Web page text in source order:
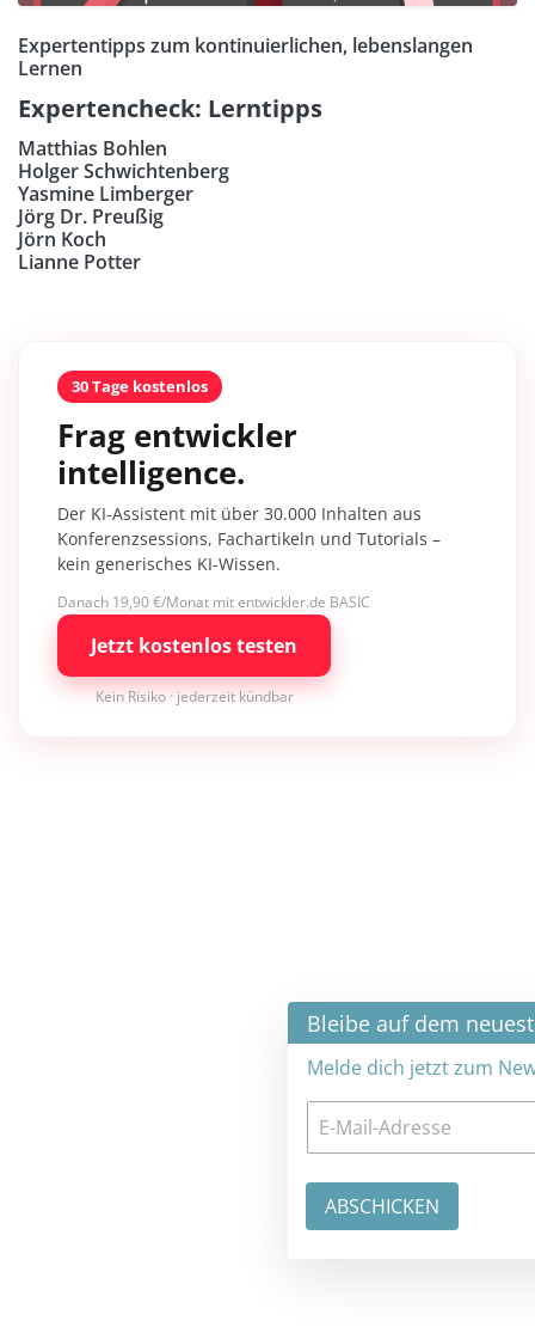
Expertentipps zum kontinuierlichen, lebenslangen
Lernen
Expertencheck: Lerntipps
Matthias Bohlen
Holger Schwichtenberg
Yasmine Limberger
Jörg Dr. Preußig
Jörn Koch
Lianne Potter
30 Tage kostenlos
Frag entwickler
intelligence.
Der KI-Assistent mit über 30.000 Inhalten aus
Konferenzsessions, Fachartikeln und Tutorials –
kein generisches KI-Wissen.
Danach 19,90 €/Monat mit entwickler.de BASIC
Jetzt kostenlos testen
Kein Risiko · jederzeit kündbar
Bleibe auf dem neuesten Stand ×
Melde dich jetzt zum Newsletter an: